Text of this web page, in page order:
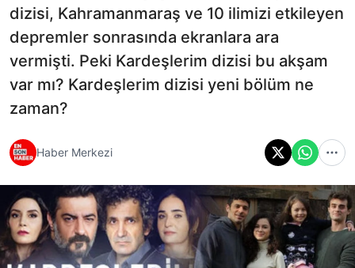
dizisi, Kahramanmaraş ve 10 ilimizi etkileyen
depremler sonrasında ekranlara ara
vermişti. Peki Kardeşlerim dizisi bu akşam
var mı? Kardeşlerim dizisi yeni bölüm ne
zaman?
Haber Merkezi